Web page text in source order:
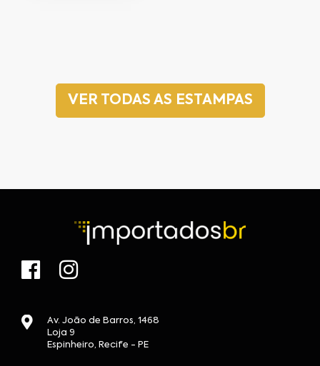
VER TODAS AS ESTAMPAS
Av. João de Barros, 1468
Loja 9
Espinheiro, Recife - PE